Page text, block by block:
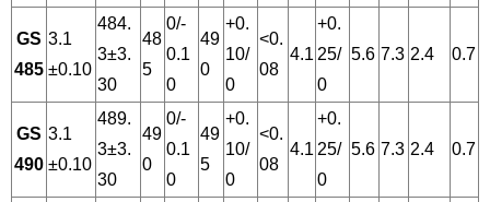
GS
485
3.1
±0.10
484.
3±3.
30
48
5
0/-
0.1
0
49
0
+0.
10/
0
<0.
08
4.1
+0.
25/
0
5.6 7.3 2.4 0.7
GS
490
3.1
±0.10
489.
3±3.
30
49
0
0/-
0.1
0
49
5
+0.
10/
0
<0.
08
4.1
+0.
25/
0
5.6 7.3 2.4 0.7